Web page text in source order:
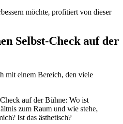
möchte, profitiert von dieser
Selbst-Check auf der
mit einem Bereich, den viele
auf der Bühne: Wo ist
zum Raum und wie stehe,
Ist das ästhetisch?